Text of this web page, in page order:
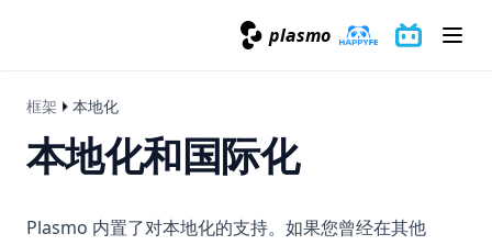
plasmo
框架 本地化
本地化和国际化
Plasmo 内置了对本地化的支持。如果您曾经在其他